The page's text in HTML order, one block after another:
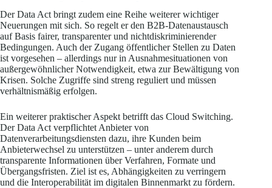
Der Data Act bringt zudem eine Reihe weiterer wichtiger
Neuerungen mit sich. So regelt er den B2B-Datenaustausch
auf Basis fairer, transparenter und nichtdiskriminierender
Bedingungen. Auch der Zugang öffentlicher Stellen zu Daten
ist vorgesehen – allerdings nur in Ausnahmesituationen von
außergewöhnlicher Notwendigkeit, etwa zur Bewältigung von
Krisen. Solche Zugriffe sind streng reguliert und müssen
verhältnismäßig erfolgen.
Ein weiterer praktischer Aspekt betrifft das Cloud Switching.
Der Data Act verpflichtet Anbieter von
Datenverarbeitungsdiensten dazu, ihre Kunden beim
Anbieterwechsel zu unterstützen – unter anderem durch
transparente Informationen über Verfahren, Formate und
Übergangsfristen. Ziel ist es, Abhängigkeiten zu verringern
und die Interoperabilität im digitalen Binnenmarkt zu fördern.